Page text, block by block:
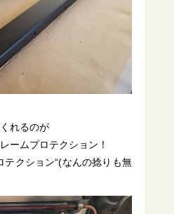
れるのが
ームプロテクション！
テクション“(なんの捻りも無